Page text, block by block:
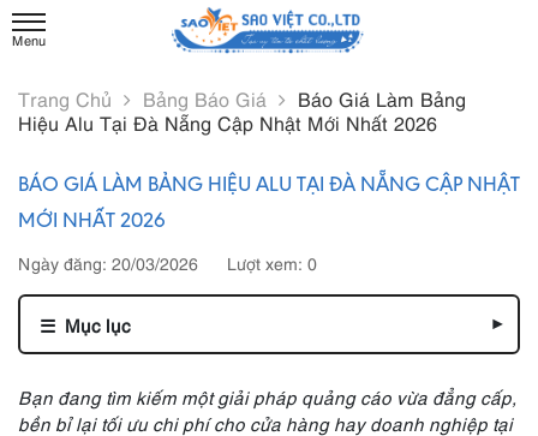
Trang Chủ Bảng Báo Giá
Báo Giá Làm Bảng
Hiệu Alu Tại Đà Nẵng Cập Nhật Mới Nhất 2026
BÁO GIÁ LÀM BẢNG HIỆU ALU TẠI ĐÀ NẴNG CẬP NHẬT
MỚI NHẤT 2026
Ngày đăng: 20/03/2026 Lượt xem: 0
☰ Mục lục ▾
Bạn đang tìm kiếm một giải pháp quảng cáo vừa đẳng cấp,
bền bỉ lại tối ưu chi phí cho cửa hàng hay doanh nghiệp tại